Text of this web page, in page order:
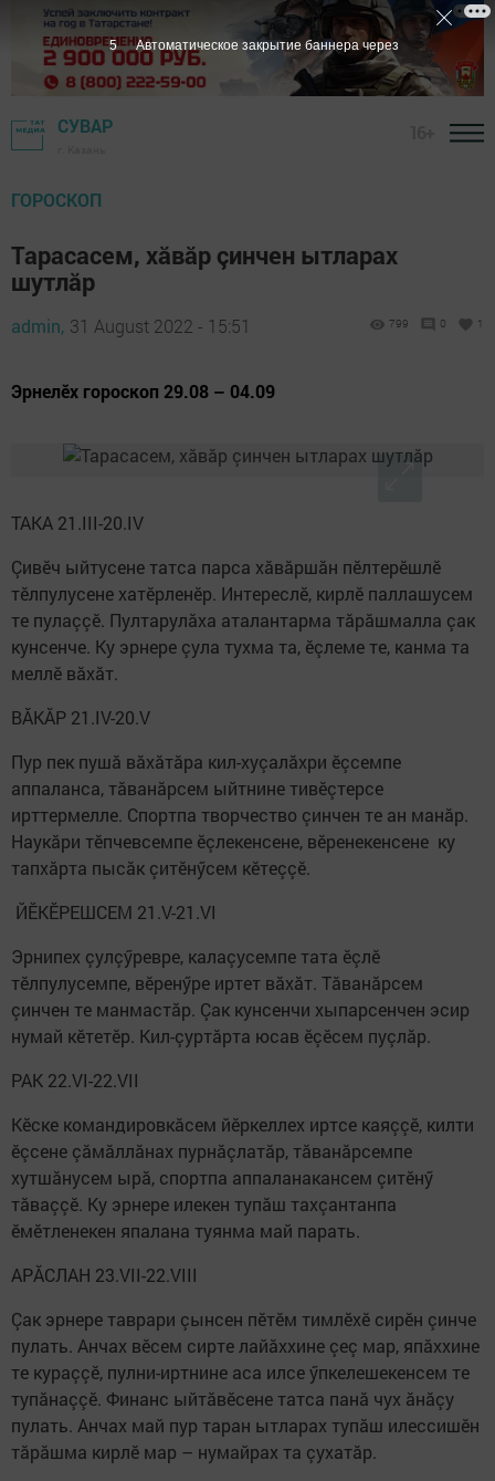
СУВАР
ГОРОСКОП
Тарасасем, хăвăр çинчен ытларах
шутлăр
admin, 31 August 2022 - 15:51 799 0 1
Эрнелӗх гороскоп 29.08 – 04.09
ТАКА 21.III-20.IV
Çивӗч ыйтусене татса парса хăвăршăн пӗлтерӗшлӗ
тӗлпулусене хатӗрленӗр. Интереслӗ, кирлӗ паллашусем
те пулаççӗ. Пултарулăха аталантарма тăрăшмалла çак
кунсенче. Ку эрнере çула тухма та, ӗçлеме те, канма та
меллӗ вăхăт.
ВĂКĂР 21.IV-20.V
Пур пек пушă вăхăтăра кил-хуçалăхри ӗçсемпе
аппаланса, тăванăрсем ыйтнине тивӗçтерсе
ирттермелле. Спортпа творчество çинчен те ан манăр.
Наукăри тӗпчевсемпе ӗçлекенсене, вӗренекенсене ку
тапхăрта пысăк çитӗнӳсем кӗтеççӗ.
ЙӖКӖРЕШСЕМ 21.V-21.VI
Эрнипех çулçӳревре, калаçусемпе тата ӗçлӗ
тӗлпулусемпе, вӗренӳре иртет вăхăт. Тăванăрсем
çинчен те манмастăр. Çак кунсенчи хыпарсенчен эсир
нумай кӗтетӗр. Кил-çуртăрта юсав ӗçӗсем пуçлăр.
РАК 22.VI-22.VII
Кӗске командировкăсем йӗркеллех иртсе каяççӗ, килти
ӗçсене çăмăллăнах пурнăçлатăр, тăванăрсемпе
хутшăнусем ырă, спортпа аппаланакансем çитӗнӳ
тăваççӗ. Ку эрнере илекен тупăш тахçантанпа
ӗмӗтленекен япалана туянма май парать.
АРĂСЛАН 23.VII-22.VIII
Çак эрнере таврари çынсен пӗтӗм тимлӗхӗ сирӗн çинче
пулать. Анчах вӗсем сирте лайăххине çеç мар, япăххине
те кураççӗ, пулни-иртнине аса илсе ӳпкелешекенсем те
тупăнаççӗ. Финанс ыйтăвӗсене татса панă чух ăнăçу
пулать. Анчах май пур таран ытларах тупăш илессишӗн
тăрăшма кирлӗ мар – нумайрах та çухатăр.
4 Автоматическое закрытие баннера через